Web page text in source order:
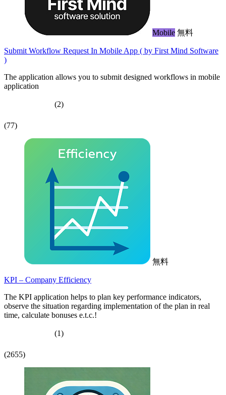
Mobile 無料
Submit Workflow Request In Mobile App ( by First Mind Software
)
The application allows you to submit designed workflows in mobile
application
(2)
(77)
無料
KPI – Company Efficiency
The KPI application helps to plan key performance indicators,
observe the situation regarding implementation of the plan in real
time, calculate bonuses e.t.c.!
(1)
(2655)